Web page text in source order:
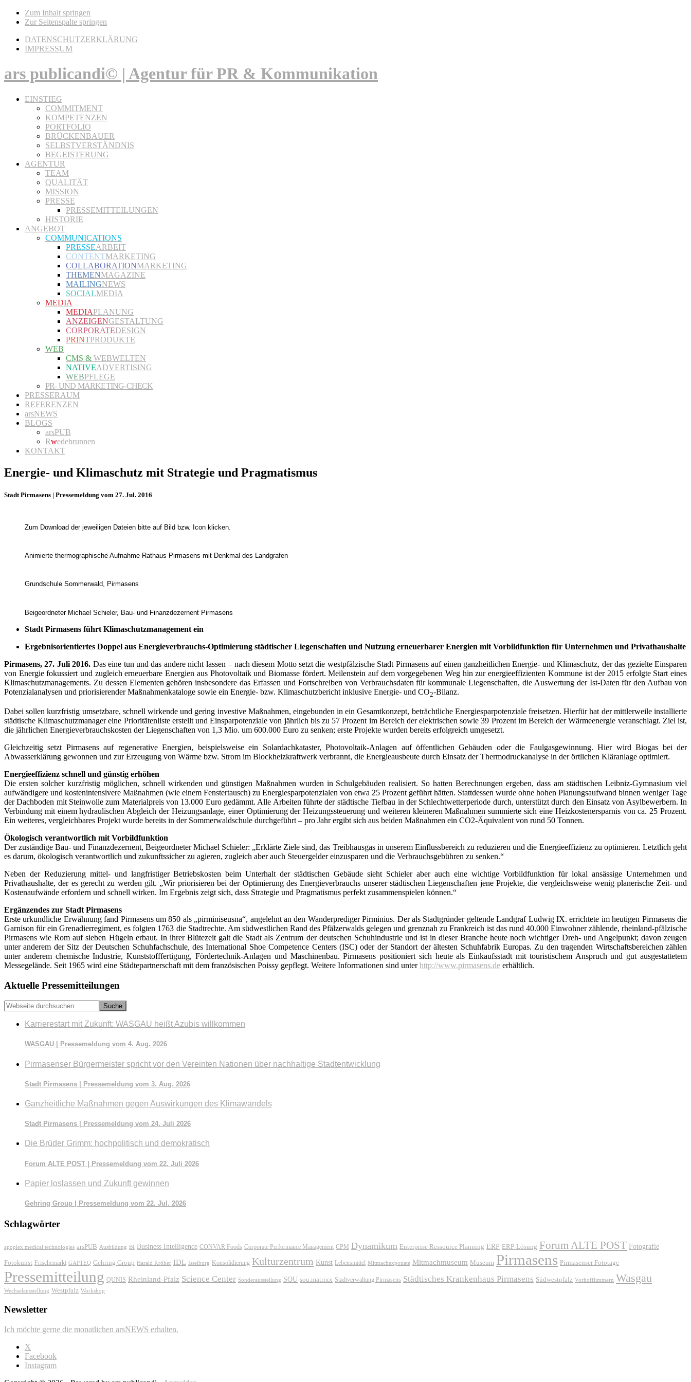
Zum Inhalt springen
Zur Seitenspalte springen
DATENSCHUTZERKLÄRUNG
IMPRESSUM
ars publicandi© | Agentur für PR & Kommunikation
EINSTIEG
COMMITMENT
KOMPETENZEN
PORTFOLIO
BRÜCKENBAUER
SELBSTVERSTÄNDNIS
BEGEISTERUNG
AGENTUR
TEAM
QUALITÄT
MISSION
PRESSE
PRESSEMITTEILUNGEN
HISTORIE
ANGEBOT
COMMUNICATIONS
PRESSEARBEIT
CONTENTMARKETING
COLLABORATIONMARKETING
THEMENMAGAZINE
MAILINGNEWS
SOCIALMEDIA
MEDIA
MEDIAPLANUNG
ANZEIGENGESTALTUNG
CORPORATEDESIGN
PRINTPRODUKTE
WEB
CMS & WEBWELTEN
NATIVEADVERTISING
WEBPFLEGE
PR- UND MARKETING-CHECK
PRESSERAUM
REFERENZEN
arsNEWS
BLOGS
arsPUB
Rwedebrunnen
KONTAKT
Energie- und Klimaschutz mit Strategie und Pragmatismus
Stadt Pirmasens | Pressemeldung vom 27. Jul. 2016
Zum Download der jeweiligen Dateien bitte auf Bild bzw. Icon klicken.
Animierte thermographische Aufnahme Rathaus Pirmasens mit Denkmal des Landgrafen
Grundschule Sommerwald, Pirmasens
Beigeordneter Michael Schieler, Bau- und Finanzdezernent Pirmasens
Stadt Pirmasens führt Klimaschutzmanagement ein
Ergebnisorientiertes Doppel aus Energieverbrauchs-Optimierung städtischer Liegenschaften und Nutzung erneuerbarer Energien mit Vorbildfunktion für Unternehmen und Privathaushalte
Pirmasens, 27. Juli 2016. Das eine tun und das andere nicht lassen – nach diesem Motto setzt die westpfälzische Stadt Pirmasens auf einen ganzheitlichen Energie- und Klima­schutz, der das gezielte Einsparen
von Energie fokussiert und zugleich erneuerbare Energien aus Photovoltaik und Biomasse fördert. Meilenstein auf dem vorgegebenen Weg hin zur energieeffizienten Kommune ist der 2015 erfolgte Start eines
Klimaschutzmanagements. Zu dessen Elementen gehören insbesondere das Erfassen und Fortschreiben von Verbrauchsdaten für kommunale Liegenschaften, die Auswertung der Ist-Daten für den Aufbau von
Potenzialanalysen und priorisierender Maßnahmenkataloge sowie ein Energie- bzw. Klimaschutzbericht inklusive Energie- und CO2-Bilanz.
Dabei sollen kurzfristig umsetzbare, schnell wirkende und gering investive Maßnahmen, eingebunden in ein Gesamtkonzept, beträchtliche Energiesparpotenziale freisetzen. Hierfür hat der mittlerweile installierte
städti­sche Klimaschutzmanager eine Prioritätenliste erstellt und Einsparpotenziale von jährlich bis zu 57 Prozent im Bereich der elektrischen sowie 39 Prozent im Bereich der Wärmeenergie veranschlagt. Ziel ist,
die jährlichen Energie­verbrauchskosten der Liegenschaften von 1,3 Mio. um 600.000 Euro zu senken; erste Projekte wurden bereits erfolgreich umgesetzt.
Gleichzeitig setzt Pirmasens auf regenerative Energien, beispielsweise ein Solardachkataster, Photovoltaik-Anlagen auf öffentlichen Gebäuden oder die Faulgasgewinnung. Hier wird Biogas bei der
Abwasserklärung gewonnen und zur Erzeugung von Wärme bzw. Strom im Blockheizkraftwerk verbrannt, die Energieausbeute durch Einsatz der Thermodruckanalyse in der örtlichen Kläranlage optimiert.
Energieeffizienz schnell und günstig erhöhen
Die ersten solcher kurzfristig möglichen, schnell wirkenden und günstigen Maßnahmen wurden in Schulgebäuden realisiert. So hatten Berechnungen ergeben, dass am städtischen Leibniz-Gymnasium viel
aufwändigere und kostenintensivere Maßnahmen (wie einem Fenstertausch) zu Energiespar­potenzialen von etwa 25 Prozent geführt hätten. Stattdessen wurde ohne hohen Planungsaufwand binnen weniger Tage
der Dachboden mit Steinwolle zum Materialpreis von 13.000 Euro gedämmt. Alle Arbeiten führte der städtische Tiefbau in der Schlechtwetterperiode durch, unterstützt durch den Einsatz von Asylbewerbern. In
Verbindung mit einem hydraulischen Abgleich der Heizungsanlage, einer Optimierung der Heizungssteuerung und weiteren kleineren Maßnahmen summierte sich eine Heizkostenersparnis von ca. 25 Prozent.
Ein weiteres, vergleichbares Projekt wurde bereits in der Sommer­waldschule durchgeführt ‒ pro Jahr ergibt sich aus beiden Maßnahmen ein CO2-Äquivalent von rund 50 Tonnen.
Ökologisch verantwortlich mit Vorbildfunktion
Der zuständige Bau- und Finanzdezernent, Beigeordneter Michael Schieler: „Erklärte Ziele sind, das Treibhausgas in unserem Einflussbereich zu reduzieren und die Energieeffizienz zu optimieren. Letztlich geht
es darum, ökologisch verantwortlich und zukunftssicher zu agieren, zugleich aber auch Steuergelder einzusparen und die Verbrauchsgebühren zu senken.“
Neben der Reduzierung mittel- und langfristiger Betriebskosten beim Unterhalt der städtischen Gebäude sieht Schieler aber auch eine wichtige Vorbildfunktion für lokal ansässige Unternehmen und
Privathaushalte, der es gerecht zu werden gilt. „Wir priorisieren bei der Optimierung des Energie­verbrauchs unserer städtischen Liegenschaften jene Projekte, die vergleichs­weise wenig planerische Zeit- und
Kostenaufwände erfordern und schnell wirken. Im Ergebnis zeigt sich, dass Strategie und Pragmatismus perfekt zusammenspielen können.“
Ergänzendes zur Stadt Pirmasens
Erste urkundliche Erwähnung fand Pirmasens um 850 als „pirminiseusna“, angelehnt an den Wanderprediger Pirminius. Der als Stadtgründer geltende Landgraf Ludwig IX. errichtete im heutigen Pirmasens die
Garnison für ein Grenadierregiment, es folgten 1763 die Stadtrechte. Am südwestlichen Rand des Pfälzerwalds gelegen und grenznah zu Frankreich ist das rund 40.000 Einwohner zählende, rheinland-pfälzische
Pirmasens wie Rom auf sieben Hügeln erbaut. In ihrer Blütezeit galt die Stadt als Zentrum der deutschen Schuhindustrie und ist in dieser Branche heute noch wichtiger Dreh- und Angelpunkt; davon zeugen
unter anderem der Sitz der Deutschen Schuhfachschule, des International Shoe Competence Centers (ISC) oder der Standort der ältesten Schuhfabrik Europas. Zu den tragenden Wirtschaftsbereichen zählen
unter anderem chemische Industrie, Kunststofffertigung, Fördertechnik-Anlagen und Maschinenbau. Pirmasens positioniert sich heute als Einkaufsstadt mit touristischem Anspruch und gut ausgestattetem
Messegelände. Seit 1965 wird eine Städtepartnerschaft mit dem französischen Poissy gepflegt. Weitere Informationen sind unterhttp://www.pirmasens.de erhältlich.
Seitenspalte
Aktuelle Pressemitteilungen
Webseite
durchsuchen
Karrierestart mit Zukunft: WASGAU heißt Azubis willkommen
WASGAU | Pressemeldung vom 4. Aug. 2026
Pirmasenser Bürgermeister spricht vor den Vereinten Nationen über nachhaltige Stadtentwicklung
Stadt Pirmasens | Pressemeldung vom 3. Aug. 2026
Ganzheitliche Maßnahmen gegen Auswirkungen des Klimawandels
Stadt Pirmasens | Pressemeldung vom 24. Juli 2026
Die Brüder Grimm: hochpolitisch und demokratisch
Forum ALTE POST | Pressemeldung vom 22. Juli 2026
Papier loslassen und Zukunft gewinnen
Gehring Group | Pressemeldung vom 22. Jul. 2026
Schlagwörter
apoplex medical technologies arsPUB Ausbildung BI Business Intelligence CONVAR Foods Corporate Performance Management CPM Dynamikum Enterprise Ressource Planning ERP ERP-Lösung Forum ALTE POST Fotografie
Fotokunst Frischemarkt GAPTEQ Gehring Group Harald Kröher IDL Isselburg Konsolidierung Kulturzentrum Kunst Lebensmittel Mitmachexponate Mitmachmuseum Museum Pirmasens Pirmasenser Fototage
Pressemitteilung QUNIS Rheinland-Pfalz Science Center Sonderausstellung SOU sou.matrixx Stadtverwaltung Pirmasens Städtisches Krankenhaus Pirmasens Südwestpfalz Vorhofflimmern Wasgau
Wechselausstellung Westpfalz Workshop
Newsletter
Ich möchte gerne die monatlichen arsNEWS erhalten.
X
Facebook
Instagram